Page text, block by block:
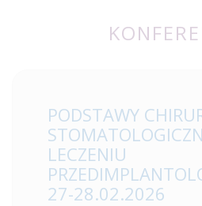
PODSTAWY
LECZENIU
27-28.02.2026